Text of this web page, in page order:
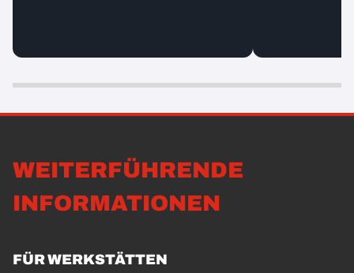
WEITERFÜHRENDE
INFORMATIONEN
FÜR WERKSTÄTTEN